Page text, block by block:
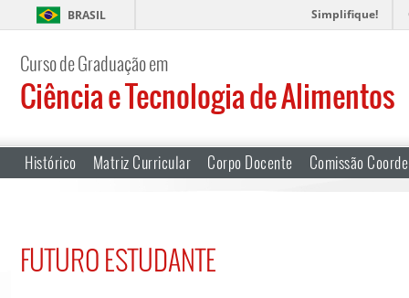
BRASIL Simplifique!
Curso de Graduação em
Ciência e Tecnologia de Alimentos
Histórico Matriz Curricular Corpo Docente Comissão
FUTURO ESTUDANTE